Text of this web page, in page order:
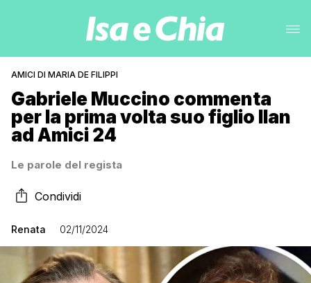
AMICI DI MARIA DE FILIPPI
Gabriele Muccino commenta
per la prima volta suo figlio Ilan
ad Amici 24
Le parole del regista
Condividi
Renata 02/11/2024